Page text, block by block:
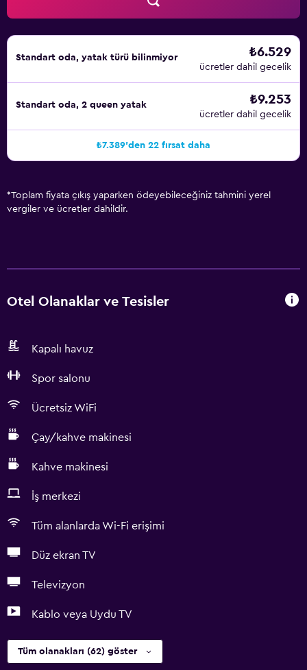
Standart oda, yatak türü bilinmiyor ₺6.529
ücretler dahil gecelik
Standart oda, 2 queen yatak ₺9.253
ücretler dahil gecelik
₺7.389'den 22 fırsat daha
*Toplam fiyata çıkış yaparken ödeyebileceğiniz tahmini yerel
vergiler ve ücretler dahildir.
Otel Olanaklar ve Tesisler
Kapalı havuz
Spor salonu
Ücretsiz WiFi
Çay/kahve makinesi
Kahve makinesi
İş merkezi
Tüm alanlarda Wi-Fi erişimi
Düz ekran TV
Televizyon
Kablo veya Uydu TV
Tüm olanakları (62) göster